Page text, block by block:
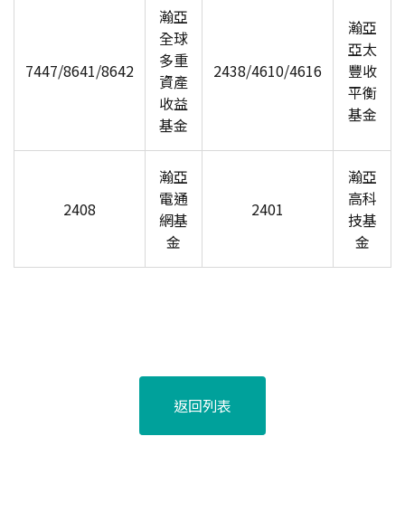
7447/8641/8642
瀚亞
全球
多重
資產
收益
基金
2438/4610/4616
瀚亞
亞太
豐收
平衡
基金
2408
瀚亞
電通
網基
金
2401
瀚亞
高科
技基
金
返回列表